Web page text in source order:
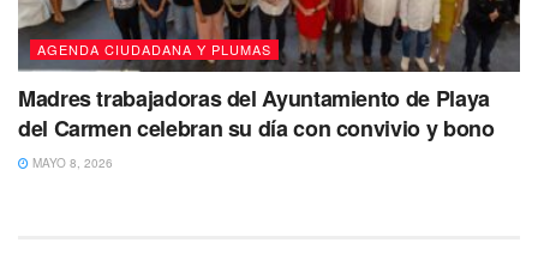
AGENDA CIUDADANA Y PLUMAS
Madres trabajadoras del Ayuntamiento de Playa
del Carmen celebran su día con convivio y bono
MAYO 8, 2026